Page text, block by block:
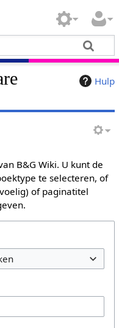
Hulp
B&G Wiki. U kunt de
te selecteren, of
of paginatitel